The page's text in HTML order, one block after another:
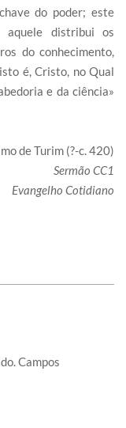
do poder; este
aquele distribui os
do conhecimento,
é, Cristo, no Qual
e da ciência»
de Turim (?-c. 420)
Sermão CC1
Evangelho Cotidiano
Campos